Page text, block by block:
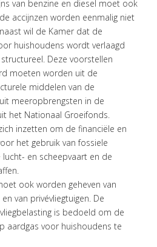
van benzine en diesel moet ook
accijnzen worden eenmalig niet
wil de Kamer dat de
huishoudens wordt verlaagd
Deze voorstellen
moeten worden uit de
middelen van de
meeropbrengsten in de
het Nationaal Groeifonds.
inzetten om de financiële en
het gebruik van fossiele
en scheepvaart en de
ook worden geheven van
van privévliegtuigen. De
is bedoeld om de
aardgas voor huishoudens te